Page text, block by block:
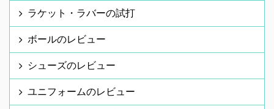
ラケット・ラバーの試打
ボールのレビュー
シューズのレビュー
ユニフォームのレビュー